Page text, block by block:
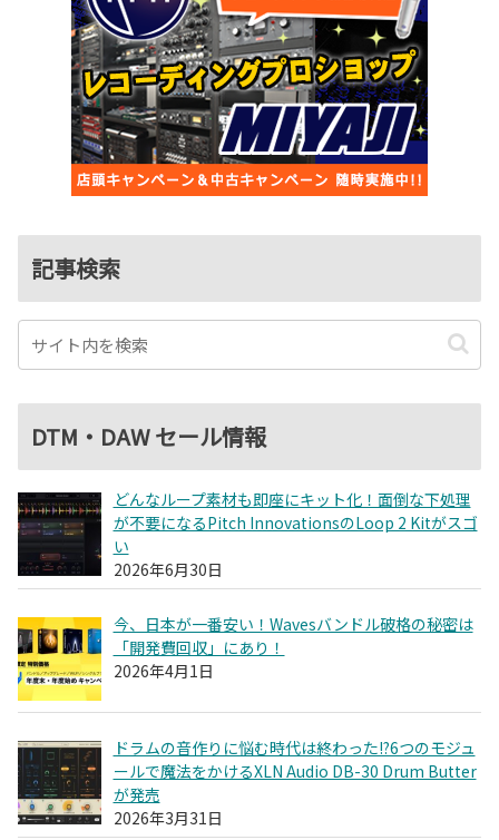
記事検索
DTM・DAW セール情報
どんなループ素材も即座にキット化！面倒な下処理
が不要になるPitch InnovationsのLoop 2 Kitがスゴ
い
2026年6月30日
今、日本が一番安い！Wavesバンドル破格の秘密は
「開発費回収」にあり！
2026年4月1日
ドラムの音作りに悩む時代は終わった!?6つのモジュ
ールで魔法をかけるXLN Audio DB-30 Drum Butter
が発売
2026年3月31日